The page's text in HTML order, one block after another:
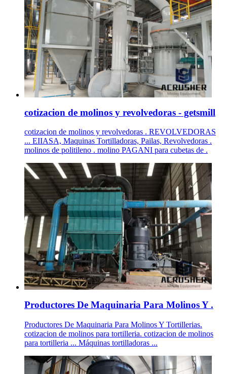
cotizacion de molinos y revolvedoras - getsmill
cotizacion de molinos y revolvedoras . REVOLVEDORAS
... EIIASA, Maquinas Tortilladoras, Pailas, Revolvedoras .
molinos de politileno . molino PAGANI para cubetas de .
Productores De Maquinaria Para Molinos Y .
Productores De Maquinaria Para Molinos Y Tortillerias.
cotizacion de molinos para tortilleria. cotizacion de molinos
para tortilleria ... Máquinas tortilladoras ...